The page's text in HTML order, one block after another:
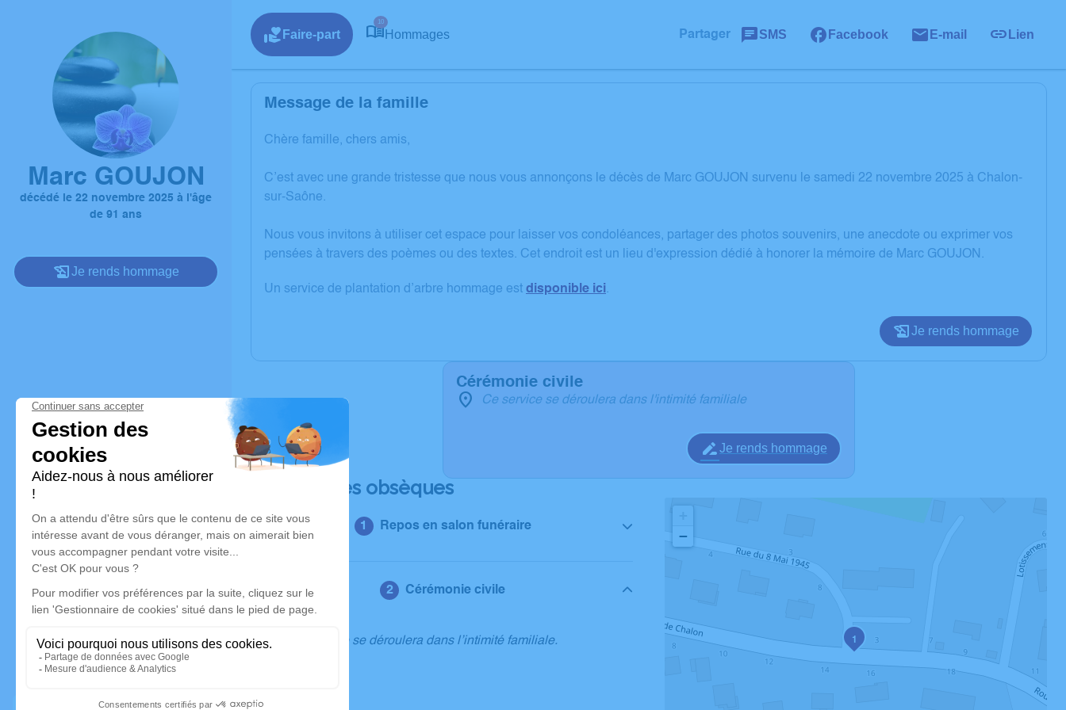
Marc GOUJON
décédé le 22 novembre 2025 à l'âge
de 91 ans
Je rends hommage
Faire-part
10
Hommages Partager SMS Facebook E-mail Lien
Message de la famille
Chère famille, chers amis,
C’est avec une grande tristesse que nous vous annonçons le décès de Marc GOUJON survenu le samedi 22 novembre 2025 à Chalon-
sur-Saône.
Nous vous invitons à utiliser cet espace pour laisser vos condoléances, partager des photos souvenirs, une anecdote ou exprimer vos
pensées à travers des poèmes ou des textes. Cet endroit est un lieu d'expression dédié à honorer la mémoire de Marc GOUJON.
Un service de plantation d’arbre hommage est disponible ici.
Je rends hommage
Cérémonie civile
Ce service se déroulera dans l'intimité familiale
Je rends hommage
Déroulé des obsèques
Repos en salon funéraire
Cérémonie civile
Ce service se déroulera dans l’intimité familiale. 1
−